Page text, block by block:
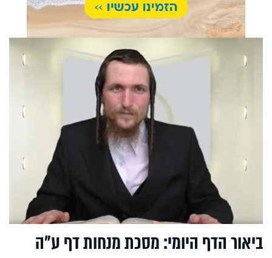
ביאור הדף היומי: מסכת מנחות דף ע"ה